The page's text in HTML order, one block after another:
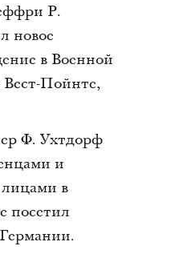
Р.
новое
в Военной
Пойнте,
Ф. Ухтдорф
и
в
посетил